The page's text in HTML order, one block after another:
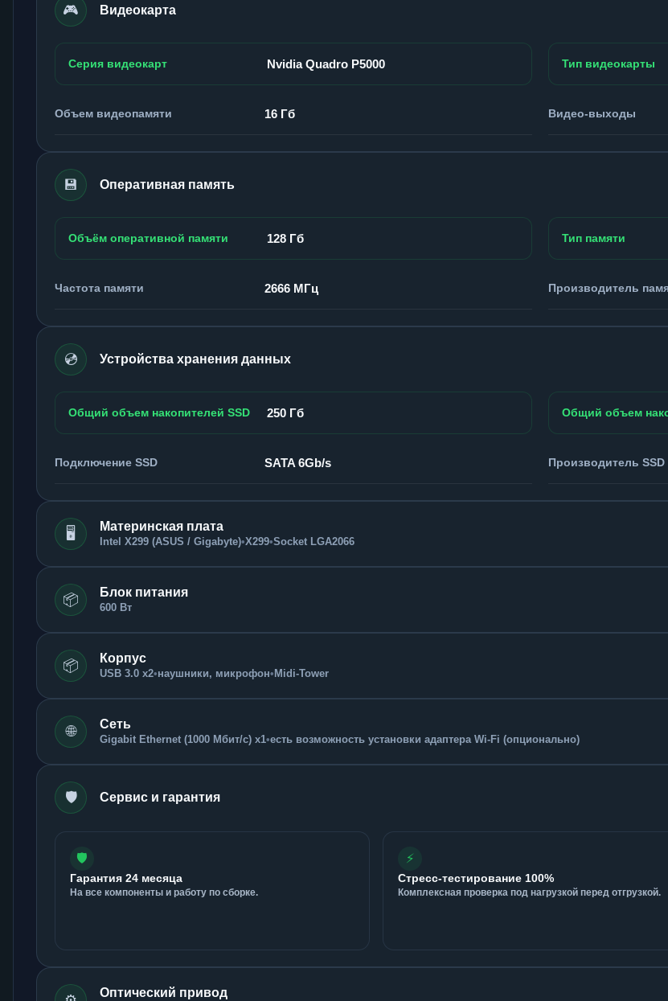
🎮 Видеокарта
Серия видеокарт Nvidia Quadro P5000 Тип видеокарты
Объем видеопамяти 16 Гб Видео-выходы
💾 Оперативная память
Объём оперативной памяти 128 Гб Тип памяти
Частота памяти 2666 МГц Производитель
💿 Устройства хранения данных
Общий объем накопителей SSD 250 Гб Общий объем
Подключение SSD SATA 6Gb/s Производитель SSD
🖥️ Материнская плата
Intel X299 (ASUS / Gigabyte)•X299•Socket LGA2066
📦 Блок питания
600 Вт
📦 Корпус
USB 3.0 x2•наушники, микрофон• Midi-Tower
🌐 Сеть
Gigabit Ethernet (1000 Мбит/с) x1•есть возможность установки адаптера Wi-Fi (опционально)
🛡️ Сервис и гарантия
🛡️
Гарантия 24 месяца
На все компоненты и работу по сборке.
⚡
Стресс-тестирование 100%
Комплексная проверка под нагрузкой перед отгрузкой.
Оптический привод